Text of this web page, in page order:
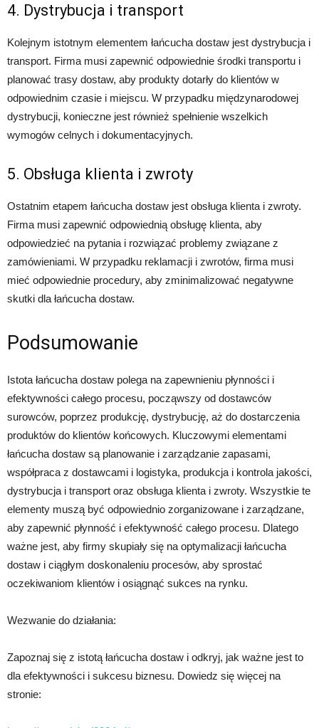
4. Dystrybucja i transport
Kolejnym istotnym elementem łańcucha dostaw jest dystrybucja i
transport. Firma musi zapewnić odpowiednie środki transportu i
planować trasy dostaw, aby produkty dotarły do klientów w
odpowiednim czasie i miejscu. W przypadku międzynarodowej
dystrybucji, konieczne jest również spełnienie wszelkich
wymogów celnych i dokumentacyjnych.
5. Obsługa klienta i zwroty
Ostatnim etapem łańcucha dostaw jest obsługa klienta i zwroty.
Firma musi zapewnić odpowiednią obsługę klienta, aby
odpowiedzieć na pytania i rozwiązać problemy związane z
zamówieniami. W przypadku reklamacji i zwrotów, firma musi
mieć odpowiednie procedury, aby zminimalizować negatywne
skutki dla łańcucha dostaw.
Podsumowanie
Istota łańcucha dostaw polega na zapewnieniu płynności i
efektywności całego procesu, począwszy od dostawców
surowców, poprzez produkcję, dystrybucję, aż do dostarczenia
produktów do klientów końcowych. Kluczowymi elementami
łańcucha dostaw są planowanie i zarządzanie zapasami,
współpraca z dostawcami i logistyka, produkcja i kontrola jakości,
dystrybucja i transport oraz obsługa klienta i zwroty. Wszystkie te
elementy muszą być odpowiednio zorganizowane i zarządzane,
aby zapewnić płynność i efektywność całego procesu. Dlatego
ważne jest, aby firmy skupiały się na optymalizacji łańcucha
dostaw i ciągłym doskonaleniu procesów, aby sprostać
oczekiwaniom klientów i osiągnąć sukces na rynku.
Wezwanie do działania:
Zapoznaj się z istotą łańcucha dostaw i odkryj, jak ważne jest to
dla efektywności i sukcesu biznesu. Dowiedz się więcej na
stronie: